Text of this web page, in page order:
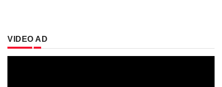
VIDEO AD